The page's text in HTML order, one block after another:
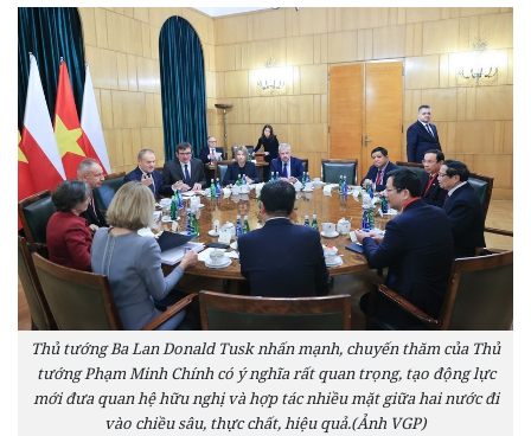
Thủ tướng Ba Lan Donald Tusk nhấn mạnh, chuyến thăm của Thủ
tướng Phạm Minh Chính có ý nghĩa rất quan trọng, tạo động lực
mới đưa quan hệ hữu nghị và hợp tác nhiều mặt giữa hai nước đi
vào chiều sâu, thực chất, hiệu quả.(Ảnh VGP)